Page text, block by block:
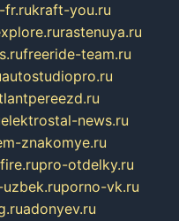
fr.rukraft-you.ru
rastenuya.ru
freeride-team.ru
autostudiopro.ru
elektrostal-news.ru
znakomye.ru
pro-otdelky.ru
porno-vk.ru
adonyev.ru